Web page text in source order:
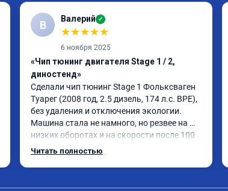
В Валерий ✓
★★★★★
6 ноября 2025
«Чип тюнинг двигателя Stage 1 / 2,
диностенд»
Сделали чип тюнинг Stage 1 Фольксваген
Туарег (2008 год, 2.5 дизель, 174 л.с. BPE),
без удаления и отключения экологии.
Машина стала не намного, но резвее на
низких оборотах и на скорости после 100
км/ч при обгонах.
Читать полностью